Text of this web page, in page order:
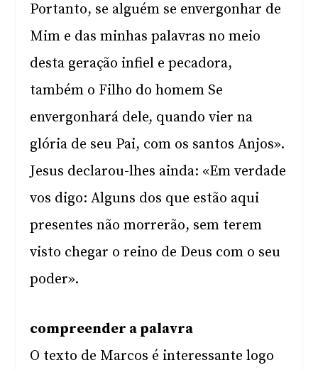
Portanto, se alguém se envergonhar de
Mim e das minhas palavras no meio
desta geração infiel e pecadora,
também o Filho do homem Se
envergonhará dele, quando vier na
glória de seu Pai, com os santos Anjos».
Jesus declarou-lhes ainda: «Em verdade
vos digo: Alguns dos que estão aqui
presentes não morrerão, sem terem
visto chegar o reino de Deus com o seu
poder».
compreender a palavra
O texto de Marcos é interessante logo